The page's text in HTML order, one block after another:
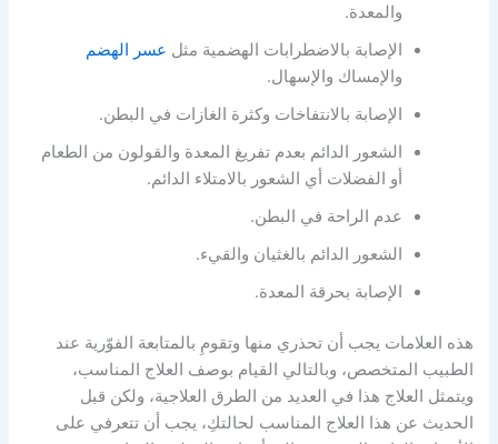
والمعدة.
الإصابة بالاضطرابات الهضمية مثل عسر الهضم
والإمساك والإسهال.
الإصابة بالانتفاخات وكثرة الغازات في البطن.
الشعور الدائم بعدم تفريغ المعدة والقولون من الطعام
أو الفضلات أي الشعور بالامتلاء الدائم.
عدم الراحة في البطن.
الشعور الدائم بالغثيان والقيء.
الإصابة بحرقة المعدة.
هذه العلامات يجب أن تحذري منها وتقومِ بالمتابعة الفوّرية عند
الطبيب المتخصص، وبالتالي القيام بوصف العلاج المناسب،
ويتمثل العلاج هذا في العديد من الطرق العلاجية، ولكن قبل
الحديث عن هذا العلاج المناسب لحالتكِ، يجب أن تتعرفي على